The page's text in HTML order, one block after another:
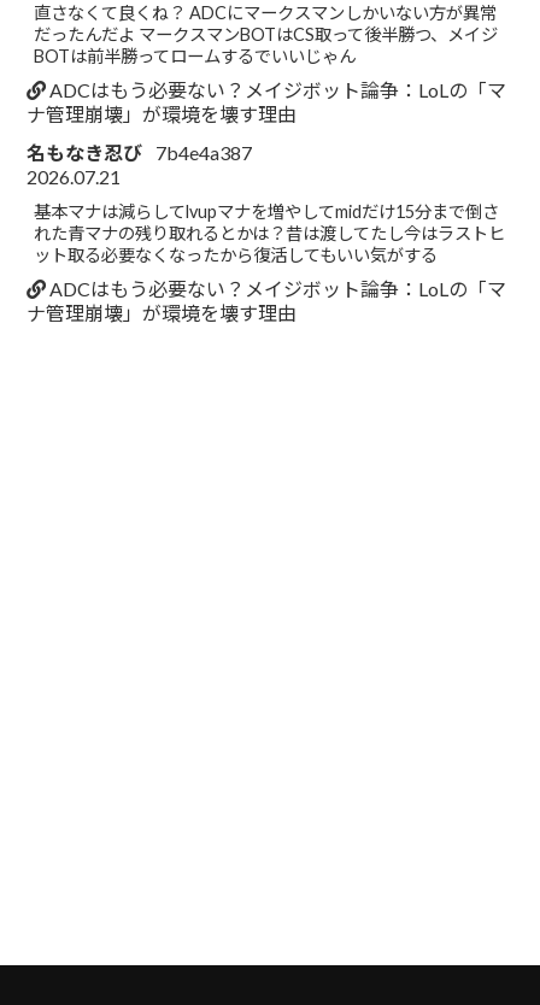
直さなくて良くね？ ADCにマークスマンしかいない方が異常
だったんだよ マークスマンBOTはCS取って後半勝つ、メイジ
BOTは前半勝ってロームするでいいじゃん
ADCはもう必要ない？メイジボット論争：LoLの「マ
ナ管理崩壊」が環境を壊す理由
名もなき忍び
7b4e4a387
2026.07.21
基本マナは減らしてlvupマナを増やしてmidだけ15分まで倒さ
れた青マナの残り取れるとかは？昔は渡してたし今はラストヒ
ット取る必要なくなったから復活してもいい気がする
ADCはもう必要ない？メイジボット論争：LoLの「マ
ナ管理崩壊」が環境を壊す理由